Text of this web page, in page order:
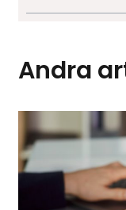
Andra